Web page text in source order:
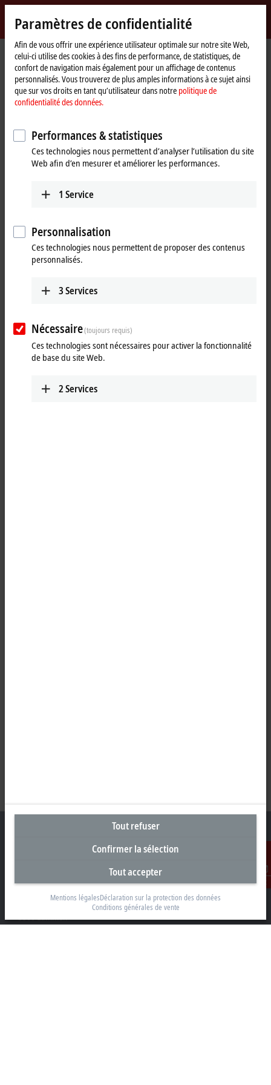
Beckhoff
-
New
Automation
Technology
myBeckhoff
Page
d'accueil
myBeckhoff – Mot de passe oublié
Contact
Mot de passe oublié
un e-mail avec un lien, qui vous permettra de configurer un
nouveau mot de passe.
votre inscription.
e-mail*
Envoyer
Beckhoff Automation BV
Klaverbladstraat 11.2/2
3560 Lummen
Paramètres de confidentialité
Afin de vous offrir une expérience utilisateur optimale sur notre site Web,
celui-ci utilise des cookies à des fins de performance, de statistiques, de
confort de navigation mais également pour un affichage de contenus
personnalisés. Vous trouverez de plus amples informations à ce sujet ainsi
que sur vos droits en tant qu’utilisateur dans notre politique de
confidentialité des données.
Performances & statistiques
Ces technologies nous permettent d’analyser l’utilisation du site
Web afin d’en mesurer et améliorer les performances.
1 Service
Personnalisation
Ces technologies nous permettent de proposer des contenus
personnalisés.
3Services
Nécessaire(toujours requis)
Ces technologies sont nécessaires pour activer la fonctionnalité
de base du site Web.
2Services
Tout refuser
Confirmer la sélection
Tout accepter
Mentions légalesDéclaration sur la protection des données
Conditions générales de vente